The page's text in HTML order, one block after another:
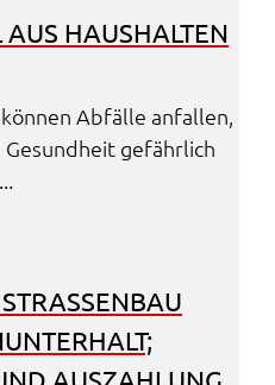
HAUS­HAL­TEN
Abfäl­le anfal­len,
gefähr­lich
U
BE